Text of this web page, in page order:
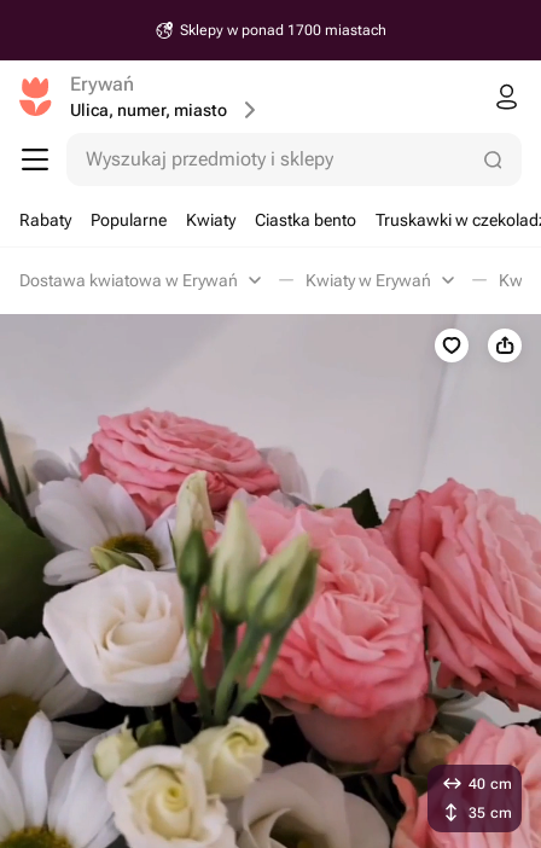
Sklepy w ponad 1700 miastach
Erywań
Ulica, numer, miasto
Wyszukaj przedmioty i sklepy
Rabaty Popularne Kwiaty Ciastka bento Truskawki w
Dostawa kwiatowa w Erywań Kwiaty w Erywań
40 cm
35 cm